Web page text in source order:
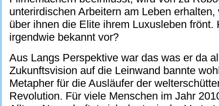
unterirdischen Arbeitern am Leben
über ihnen die Elite ihrem Luxusleben frönt.
irgendwie bekannt vor?
Aus Langs Perspektive war das was er da
Zukunftsvision auf die Leinwand bannte
Metapher für die Ausläufer der
Revolution. Für viele Menschen im Jahr